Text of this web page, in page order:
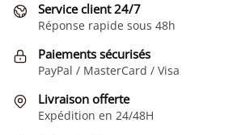
options
peuvent
être
choisies
la
Service client 24/7
Réponse rapide sous 48h
Paiements sécurisés
PayPal / MasterCard / Visa
Livraison offerte
Expédition en 24/48H